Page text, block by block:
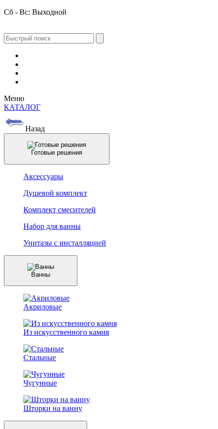
Сб - Вс: Выходной
Меню
КАТАЛОГ
Назад
Готовые решения
Аксессуары
Душевой комплект
Комплект смесителей
Набор для ванны
Унитазы с инсталляцией
Ванны
Акриловые
Из искусственного камня
Стальные
Чугунные
Шторки на ванну